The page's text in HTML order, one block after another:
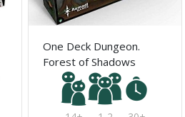
One Deck Dungeon.
Forest of Shadows